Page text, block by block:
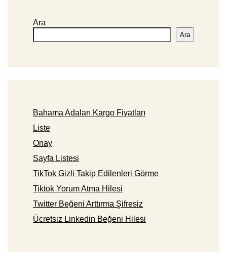
Ara
Ara
Bahama Adaları Kargo Fiyatları
Liste
Onay
Sayfa Listesi
TikTok Gizli Takip Edilenleri Görme
Tiktok Yorum Atma Hilesi
Twitter Beğeni Arttırma Şifresiz
Ücretsiz Linkedin Beğeni Hilesi